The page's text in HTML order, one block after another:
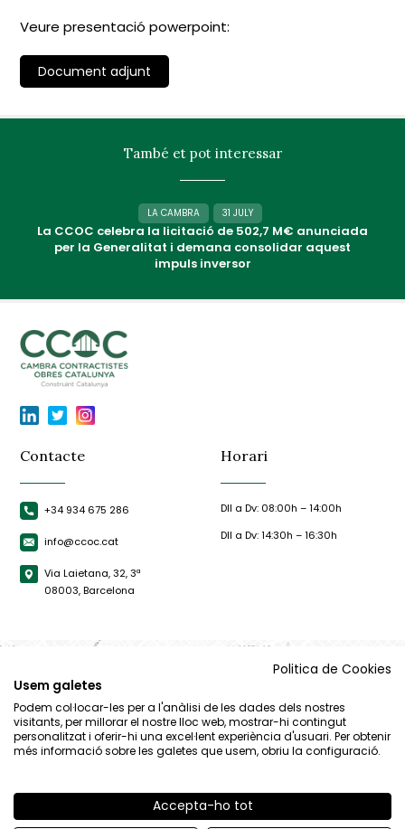
Veure presentació powerpoint:
Document adjunt
També et pot interessar
LA CAMBRA 31 JULY
La CCOC celebra la licitació de 502,7 M€ anunciada
per la Generalitat i demana consolidar aquest
impuls inversor
Contacte
+34 934 675 286
info@ccoc.cat
Via Laietana, 32, 3ª
08003, Barcelona
Horari
Dll a Dv: 08:00h – 14:00h
Dll a Dv: 14:30h – 16:30h
Politica de Cookies
Usem galetes
Podem col·locar-les per a l'anàlisi de les dades dels nostres
visitants, per millorar el nostre lloc web, mostrar-hi contingut
personalitzat i oferir-hi una excel·lent experiència d'usuari. Per obtenir
més informació sobre les galetes que usem, obriu la configuració.
Accepta-ho tot